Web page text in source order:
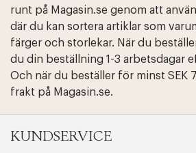
runt på Magasin.se genom att
där du kan sortera artiklar som
färger och storlekar. När du
du din beställning 1-3 arbetsdagar
Och när du beställer för minst SEK
frakt på Magasin.se.
KUNDSERVICE
Edit cookies
Stäng